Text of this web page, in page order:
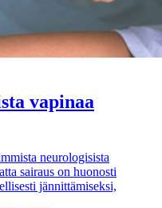
vapinaa
neurologisista
sairaus on huonosti
jännittämiseksi,